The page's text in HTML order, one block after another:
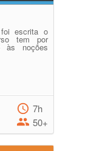
escrita o
tem por
às noções
7h
50+